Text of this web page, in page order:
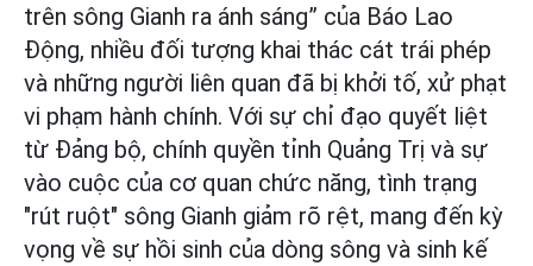
trên sông Gianh ra ánh sáng” của Báo Lao
Động, nhiều đối tượng khai thác cát trái phép
và những người liên quan đã bị khởi tố, xử phạt
vi phạm hành chính. Với sự chỉ đạo quyết liệt
từ Đảng bộ, chính quyền tỉnh Quảng Trị và sự
vào cuộc của cơ quan chức năng, tình trạng
"rút ruột" sông Gianh giảm rõ rệt, mang đến kỳ
vọng về sự hồi sinh của dòng sông và sinh kế